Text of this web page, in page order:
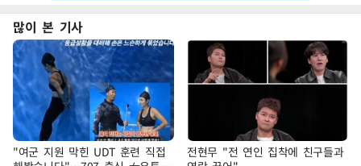
많이 본 기사
"여군 지원 막힌 UDT 훈련 직접
전현무 "전 연인 집착에 친구들과